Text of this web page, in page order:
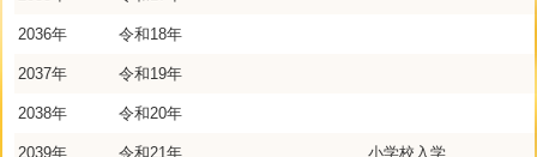
2036年 令和18年
2037年 令和19年
2038年 令和20年
2039年 令和21年 小学校入学